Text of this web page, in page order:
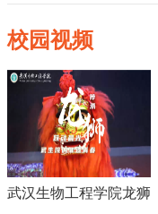
校园视频
武汉生物工程学院龙狮